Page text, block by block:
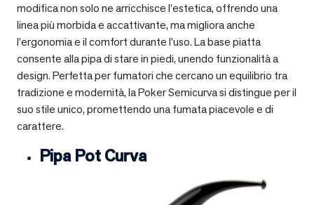
modifica non solo ne arricchisce l’estetica, offrendo una
linea più morbida e accattivante, ma migliora anche
l’ergonomia e il comfort durante l’uso. La base piatta
consente alla pipa di stare in piedi, unendo funzionalità a
design. Perfetta per fumatori che cercano un equilibrio tra
tradizione e modernità, la Poker Semicurva si distingue per il
suo stile unico, promettendo una fumata piacevole e di
carattere.
Pipa Pot Curva